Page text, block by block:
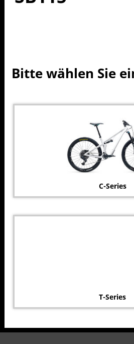
Bitte wählen Sie
C-Series
T-Series